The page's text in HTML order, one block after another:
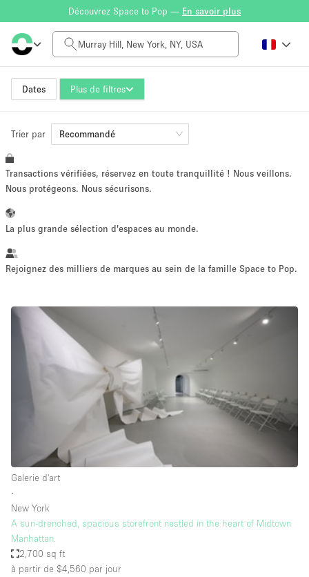
Découvrez Space to Pop — En savoir plus
Dates Plus de filtres
Tarif à la journée
$0
Taille de l'espace
~ 13 personnes
Vente au
détail
Showroom Événement Art Alimentation
Conférence Réunion Bureaux
Commercial
Partagé
Type de l'espace
Atelier
Bateau
Trier par Recommandé
Transactions vérifiées, réservez en toute tranquillité ! Nous veillons.
Nous protégeons. Nous sécurisons.
La plus grande sélection d'espaces au monde.
Rejoignez des milliers de marques au sein de la famille Space to Pop.
Galerie d'art
∙
New York
A sun-drenched, spacious storefront nestled in the heart of Midtown
Manhattan.
2,700 sq ft
à partir de $4,560 par jour